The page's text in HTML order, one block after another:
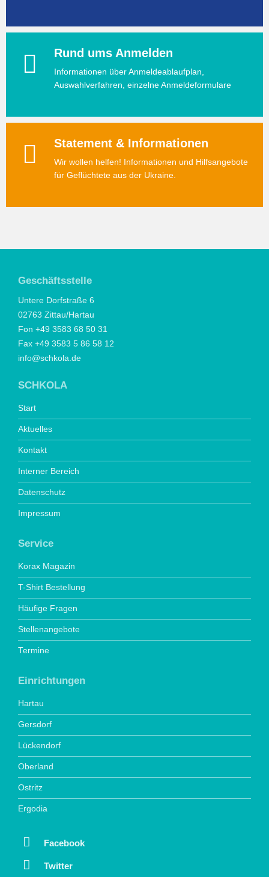
Rund ums Anmelden
Informationen über Anmeldeablaufplan,
Auswahlverfahren, einzelne Anmeldeformulare
Statement & Informationen
Wir wollen helfen! Informationen und Hilfsangebote
für Geflüchtete aus der Ukraine.
Geschäftsstelle
Untere Dorfstraße 6
02763 Zittau/Hartau
Fon +49 3583 68 50 31
Fax +49 3583 5 86 58 12
info@schkola.de
SCHKOLA
Start
Aktuelles
Kontakt
Interner Bereich
Datenschutz
Impressum
Service
Korax Magazin
T-Shirt Bestellung
Häufige Fragen
Stellenangebote
Termine
Einrichtungen
Hartau
Gersdorf
Lückendorf
Oberland
Ostritz
Ergodia
Facebook
Twitter